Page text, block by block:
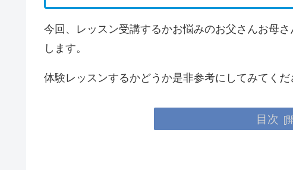
今回、レッスン受講するかお悩みのお父さんお母さ
します。
体験レッスンするかどうか是非参考にしてみてくだ
目次